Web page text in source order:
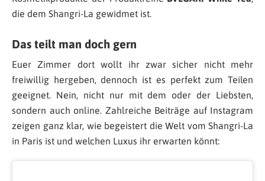
die dem Shangri-La gewidmet ist.
Das teilt man doch gern
Euer Zimmer dort wollt ihr zwar sicher nicht mehr
freiwillig hergeben, dennoch ist es perfekt zum Teilen
geeignet. Nein, nicht nur mit dem oder der Liebsten,
sondern auch online. Zahlreiche Beiträge auf Instagram
zeigen ganz klar, wie begeistert die Welt vom Shangri-La
in Paris ist und welchen Luxus ihr erwarten könnt: